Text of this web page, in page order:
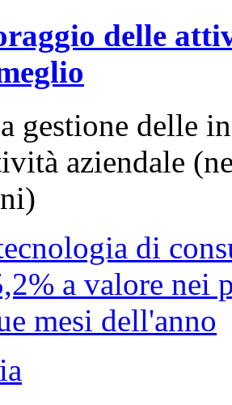
delle
gestione delle
aziendale